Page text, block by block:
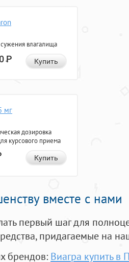
влагалища
Р Купить
мг
дозировка
курсового приема
Купить
вместе с нами
первый шаг для
придагаемые на
брендов: Виагра купить в